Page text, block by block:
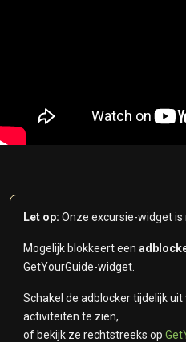
Let op: Onze excursie-widget is
Mogelijk blokkeert een
GetYourGuide-widget.
Schakel de adblocker tijdelijk
activiteiten te zien,
of bekijk ze rechtstreeks op